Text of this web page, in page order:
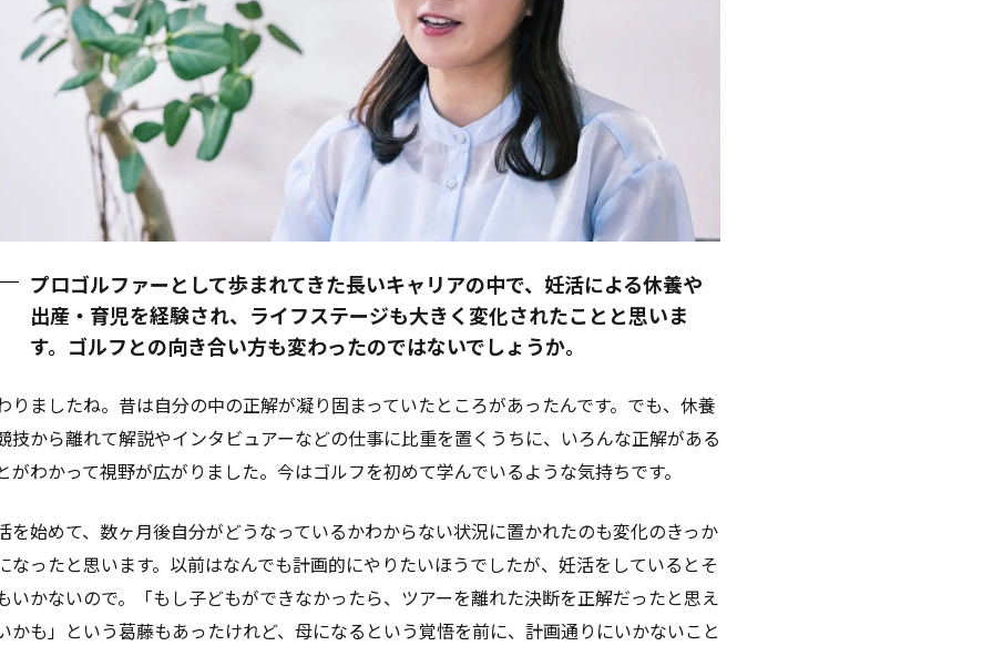
プロゴルファーとして歩まれてきた長いキャリアの中で、妊活による休養や
出産・育児を経験され、ライフステージも大きく変化されたことと思いま
す。ゴルフとの向き合い方も変わったのではないでしょうか。
りましたね。昔は自分の中の正解が凝り固まっていたところがあったんです。でも、休養
技から離れて解説やインタビュアーなどの仕事に比重を置くうちに、いろんな正解がある
がわかって視野が広がりました。今はゴルフを初めて学んでいるような気持ちです。
を始めて、数ヶ月後自分がどうなっているかわからない状況に置かれたのも変化のきっか
なったと思います。以前はなんでも計画的にやりたいほうでしたが、妊活をしているとそ
いかないので。「もし子どもができなかったら、ツアーを離れた決断を正解だったと思え
かも」という葛藤もあったけれど、母になるという覚悟を前に、計画通りにいかないこと